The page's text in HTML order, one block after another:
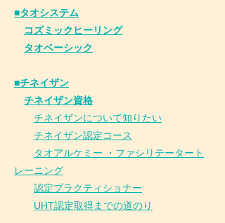
■タオシステム
コズミックヒーリング
タオベーシック
■チネイザン
チネイザン資格
チネイザンについて知りたい
チネイザン認定コース
タオアルケミー ・ファシリテータート
レーニング
認定プラクティショナー
UHT認定取得までの道のり